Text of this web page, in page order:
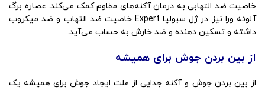
خاصیت ضد التهابی به درمان آکنه‌های مقاوم کمک می‌کند. عصاره برگ
آلوئه ورا نیز در ژل سبولیا Expert خاصیت ضد التهاب و ضد میکروب
داشته و تسکین دهنده و ضد خارش به حساب می‌آید.
از بین بردن جوش برای همیشه
از بین بردن جوش و آکنه جدایی از علت ایجاد جوش برای همیشه یک